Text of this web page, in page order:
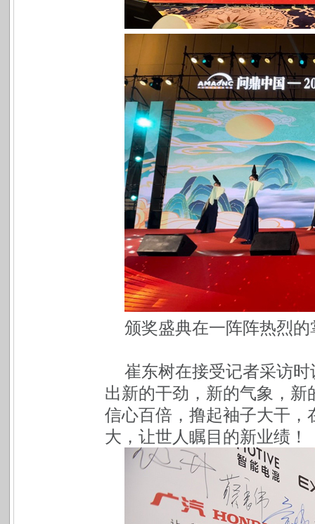
颁奖盛典在一阵阵热烈
崔东树在接受记者采访
出新的干劲，新的气象，
信心百倍，撸起袖子大干
大，让世人瞩目的新业绩！